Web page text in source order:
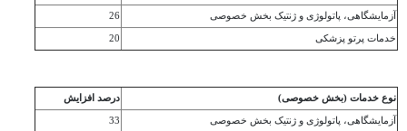
آزمایشگاهی، پاتولوژی و ژنتیک بخش خصوصی 26
خدمات پرتو پزشکی 20
نوع خدمات (بخش خصوصی) درصد افزایش
آزمایشگاهی، پاتولوژی و ژنتیک بخش خصوصی 33